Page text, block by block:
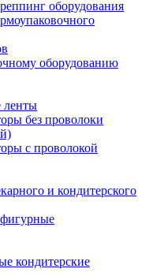
оборудования
оборудованию
ленты
без проволоки
с проволокой
и кондитерского
кондитерские